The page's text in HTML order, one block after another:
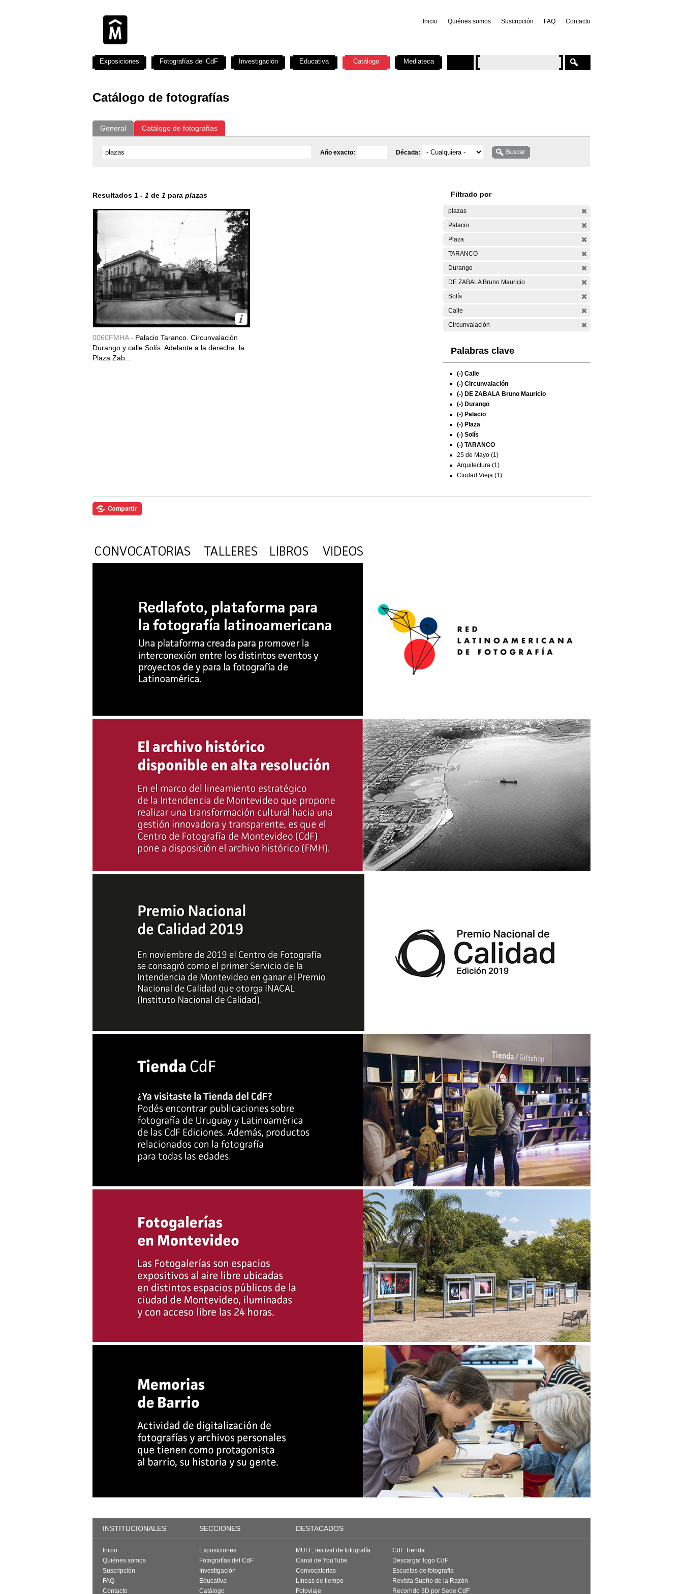
Inicio Quiénes somos Suscripción FAQ Contacto
Catálogo de fotografías
General Catálogo de fotografías
Año exacto: Década:
Resultados 1 - 1 de 1 para plazas
0060FMHA - Palacio Taranco. Circunvalación
Durango y calle Solís. Adelante a la derecha, la
Plaza Zab...
Filtrado por
plazas
Palacio
Plaza
TARANCO
Durango
DE ZABALA Bruno Mauricio
Solís
Calle
Circunvalación
Palabras clave
(-) Calle
(-) Circunvalación
(-) DE ZABALA Bruno Mauricio
(-) Durango
(-) Palacio
(-) Plaza
(-) Solís
(-) TARANCO
25 de Mayo (1)
Arquitectura (1)
Ciudad Vieja (1)
Exposiciones Fotografías del CdF Investigación Educativa Catálogo Mediateca
INSTITUCIONALES SECCIONES DESTACADOS
Inicio
Quiénes somos
Suscripción
FAQ
Contacto
Exposiciones
Fotografías del CdF
Investigación
Educativa
Catálogo
MUFF, festival de fotografía
Canal de YouTube
Convocatorias
Líneas de tiempo
Fotoviaje
CdF Tienda
Descargar logo CdF
Escuelas de fotografía
Revista Sueño de la Razón
Recorrido 3D por Sede CdF